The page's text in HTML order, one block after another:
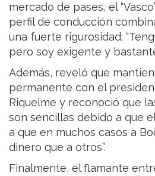
mercado de pases, el
perfil de conducción
una fuerte rigurosidad:
pero soy exigente y
Además, reveló que
permanente con el
Riquelme y reconoció que
son sencillas debido a que
a que en muchos casos a
dinero que a otros”.
Finalmente, el flamante